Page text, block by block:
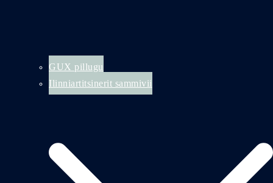
GUX pillugu
Ilinniartitsinerit sammivii